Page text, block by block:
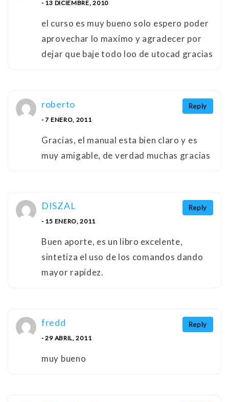
- 13 DICIEMBRE, 2010
el curso es muy bueno solo espero poder
aprovechar lo maximo y agradecer por
dejar que baje todo loo de utocad gracias
Reply
roberto
- 7 ENERO, 2011
Gracias, el manual esta bien claro y es
muy amigable, de verdad muchas gracias
Reply
DISZAL
- 15 ENERO, 2011
Buen aporte, es un libro excelente,
sintetiza el uso de los comandos dando
mayor rapidez.
Reply
fredd
- 29 ABRIL, 2011
muy bueno